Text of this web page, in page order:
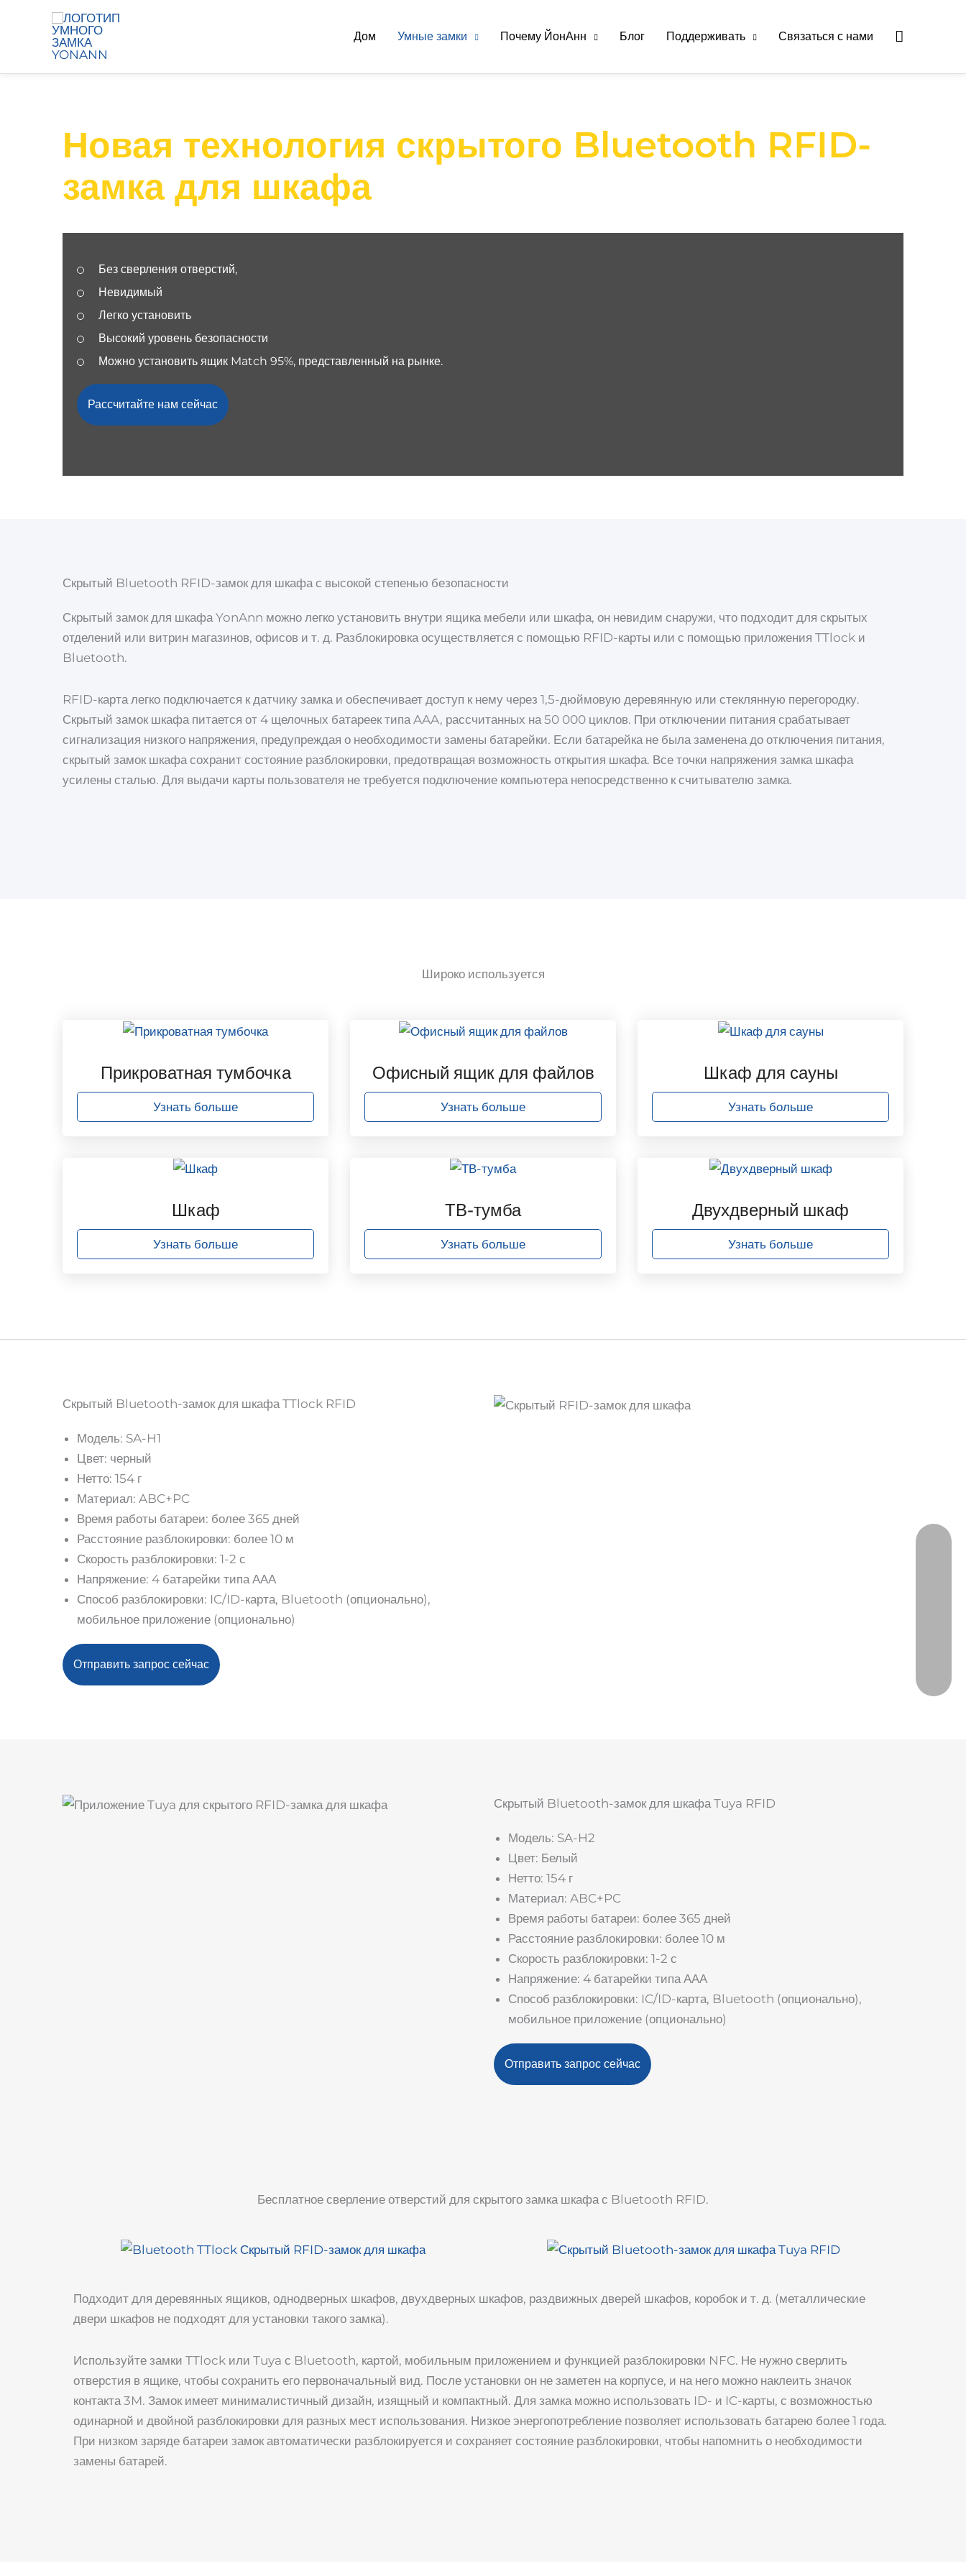
Дом Умные замки Почему ЙонАнн Блог Поддерживать Связаться с нами Поиск
Новая технология скрытого Bluetooth RFID-
замка для шкафа
Без сверления отверстий,
Невидимый
Легко установить
Высокий уровень безопасности
Можно установить ящик Match 95%, представленный на рынке.
Рассчитайте нам сейчас
Скрытый Bluetooth RFID-замок для шкафа с высокой степенью безопасности
Скрытый замок для шкафа YonAnn можно легко установить внутри ящика мебели или шкафа, он невидим снаружи, что подходит для скрытых
отделений или витрин магазинов, офисов и т. д. Разблокировка осуществляется с помощью RFID-карты или с помощью приложения TTlock и
Bluetooth.
RFID-карта легко подключается к датчику замка и обеспечивает доступ к нему через 1,5-дюймовую деревянную или стеклянную перегородку.
Скрытый замок шкафа питается от 4 щелочных батареек типа AAA, рассчитанных на 50 000 циклов. При отключении питания срабатывает
сигнализация низкого напряжения, предупреждая о необходимости замены батарейки. Если батарейка не была заменена до отключения питания,
скрытый замок шкафа сохранит состояние разблокировки, предотвращая возможность открытия шкафа. Все точки напряжения замка шкафа
усилены сталью. Для выдачи карты пользователя не требуется подключение компьютера непосредственно к считывателю замка.
Широко используется
Прикроватная тумбочка
Узнать больше
Офисный ящик для файлов
Узнать больше
Шкаф для сауны
Узнать больше
Шкаф
Узнать больше
ТВ-тумба
Узнать больше
Двухдверный шкаф
Узнать больше
Скрытый Bluetooth-замок для шкафа TTlock RFID
Модель: SA-H1
Цвет: черный
Нетто: 154 г
Материал: ABC+PC
Время работы батареи: более 365 дней
Расстояние разблокировки: более 10 м
Скорость разблокировки: 1-2 с
Напряжение: 4 батарейки типа ААА
Способ разблокировки: IC/ID-карта, Bluetooth (опционально),
мобильное приложение (опционально)
Отправить запрос сейчас
Скрытый Bluetooth-замок для шкафа Tuya RFID
Модель: SA-H2
Цвет: Белый
Нетто: 154 г
Материал: ABC+PC
Время работы батареи: более 365 дней
Расстояние разблокировки: более 10 м
Скорость разблокировки: 1-2 с
Напряжение: 4 батарейки типа ААА
Способ разблокировки: IC/ID-карта, Bluetooth (опционально),
мобильное приложение (опционально)
Отправить запрос сейчас
Бесплатное сверление отверстий для скрытого замка шкафа с Bluetooth RFID.
Подходит для деревянных ящиков, однодверных шкафов, двухдверных шкафов, раздвижных дверей шкафов, коробок и т. д. (металлические
двери шкафов не подходят для установки такого замка).
Используйте замки TTlock или Tuya с Bluetooth, картой, мобильным приложением и функцией разблокировки NFC. Не нужно сверлить
отверстия в ящике, чтобы сохранить его первоначальный вид. После установки он не заметен на корпусе, и на него можно наклеить значок
контакта 3M. Замок имеет минималистичный дизайн, изящный и компактный. Для замка можно использовать ID- и IC-карты, с возможностью
одинарной и двойной разблокировки для разных мест использования. Низкое энергопотребление позволяет использовать батарею более 1 года.
При низком заряде батареи замок автоматически разблокируется и сохраняет состояние разблокировки, чтобы напомнить о необходимости
замены батарей.